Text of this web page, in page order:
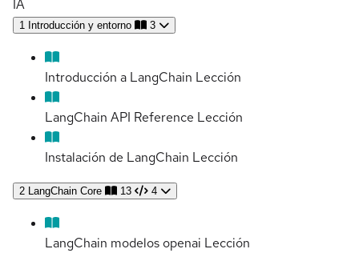
IA
1 Introducción y entorno 3
Introducción a LangChain Lección
LangChain API Reference Lección
Instalación de LangChain Lección
2 LangChain Core 13 4
LangChain modelos openai Lección